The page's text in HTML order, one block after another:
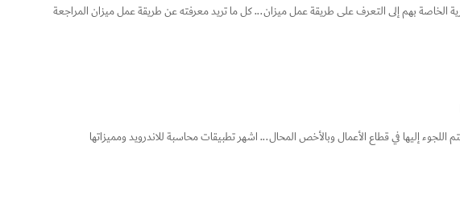
الخاصة بهم إلى التعرف على طريقة عمل ميزان... كل ما تريد معرفته عن طريقة عمل ميزان المراجعة
إليها في قطاع الأعمال وبالأخص المحال... اشهر تطبيقات محاسبة للاندرويد ومميزاتها